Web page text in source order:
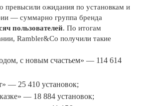
превысили ожидания по установкам и
— суммарно группа бренда
пользователей. По итогам
Rambler&Co получили такие
с новым счастьем» — 114 614
— 25 410 установок;
— 18 884 установок;